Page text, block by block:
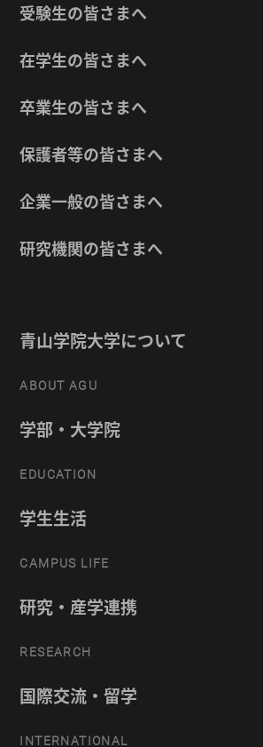
受験生の皆さまへ
在学生の皆さまへ
卒業生の皆さまへ
保護者等の皆さまへ
企業一般の皆さまへ
研究機関の皆さまへ
青山学院大学について
ABOUT AGU
学部・大学院
EDUCATION
学生生活
CAMPUS LIFE
研究・産学連携
RESEARCH
国際交流・留学
INTERNATIONAL